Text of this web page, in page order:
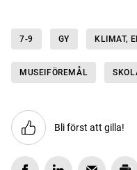
7-9 GY KLIMAT,
MUSEIFÖREMÅL
Bli först att gilla!